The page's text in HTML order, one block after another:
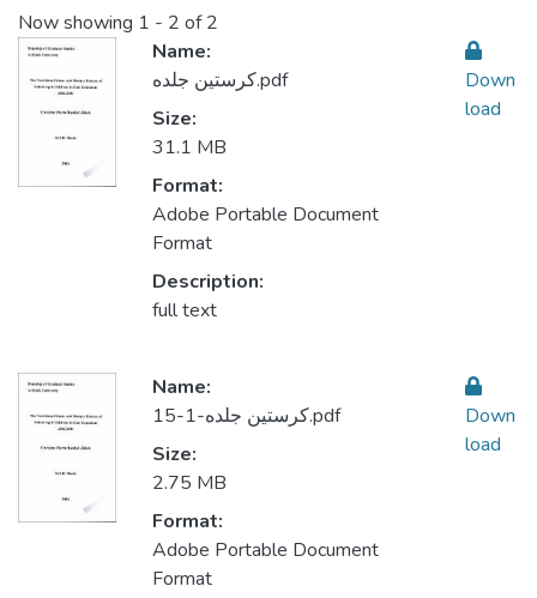
Now showing 1 - 2 of 2
Name:
كرستين جلده.pdf
Size:
31.1 MB
Format:
Adobe Portable Document
Format
Description:
full text
Down
load
Name:
كرستين جلده-1-15.pdf
Size:
2.75 MB
Format:
Adobe Portable Document
Format
Down
load